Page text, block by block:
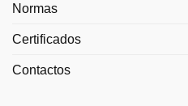
Normas
Certificados
Contactos